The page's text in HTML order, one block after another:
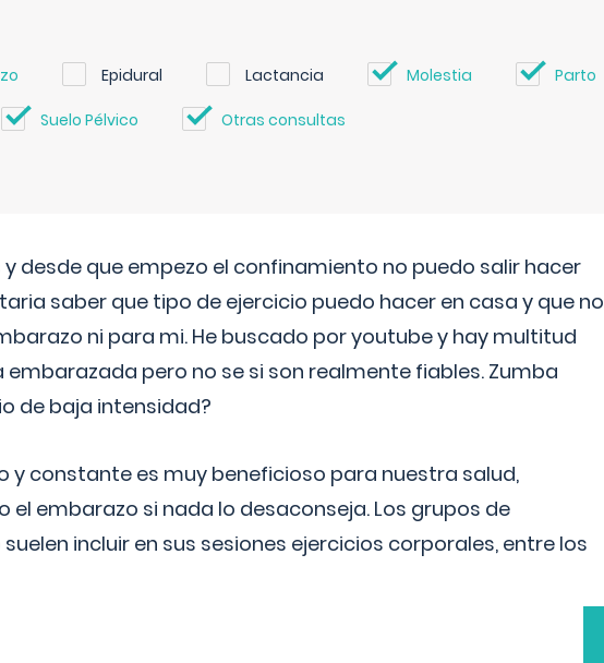
Epidural Lactancia Molestia Parto
Suelo Pélvico Otras consultas
y desde que empezo el confinamiento no puedo salir hacer
saber que tipo de ejercicio puedo hacer en casa y que no
ni para mi. He buscado por youtube y hay multitud
pero no se si son realmente fiables. Zumba
de baja intensidad?
y constante es muy beneficioso para nuestra salud,
embarazo si nada lo desaconseja. Los grupos de
incluir en sus sesiones ejercicios corporales, entre los